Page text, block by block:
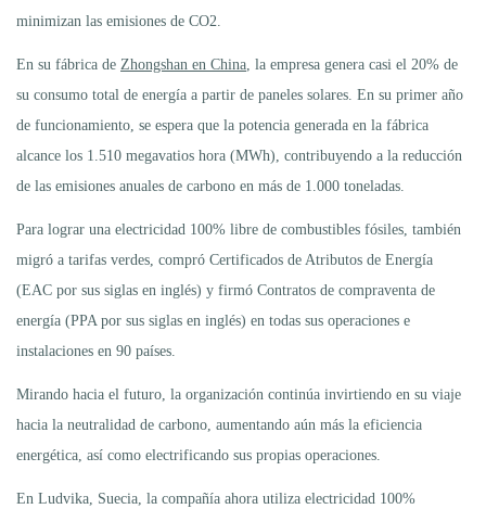
minimizan las emisiones de CO2.
En su fábrica de Zhongshan en China , la empresa genera casi el 20% de
su consumo total de energía a partir de paneles solares. En su primer año
de funcionamiento, se espera que la potencia generada en la fábrica
alcance los 1.510 megavatios hora (MWh), contribuyendo a la reducción
de las emisiones anuales de carbono en más de 1.000 toneladas.
Para lograr una electricidad 100% libre de combustibles fósiles, también
migró a tarifas verdes, compró Certificados de Atributos de Energía
(EAC por sus siglas en inglés) y firmó Contratos de compraventa de
energía (PPA por sus siglas en inglés) en todas sus operaciones e
instalaciones en 90 países.
Mirando hacia el futuro, la organización continúa invirtiendo en su viaje
hacia la neutralidad de carbono, aumentando aún más la eficiencia
energética, así como electrificando sus propias operaciones.
En Ludvika, Suecia, la compañía ahora utiliza electricidad 100%